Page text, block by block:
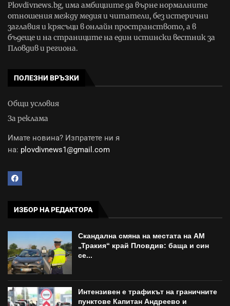
Plovdivnews.bg, има амбициите да върне нормалните
отношения между медия и читатели, без истерични
заглавия и крясъци в онлайн пространството, а в
бъдеще и на страниците на един истински вестник за
Пловдив и региона.
ПОЛЕЗНИ ВРЪЗКИ
Общи условия
За реклама
Имате новина? Изпратете ни я
на: plovdivnews1@gmail.com
ИЗБОР НА РЕДАКТОРА
Скандална смяна на местата на АМ
„Тракия“ край Пловдив: баща и син
се...
Интензивен е трафикът на граничните
пунктове Капитан Андреево и